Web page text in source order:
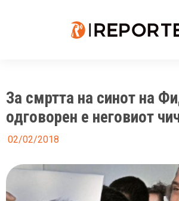
За смртта на синот на
одговорен е неговиот
02/02/2018